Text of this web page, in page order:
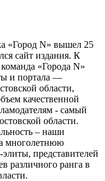
«Город N» вышел 25
сайт издания. К
«Города N»
и портала —
области,
качественной
- самый
области.
– наши
многолетнюю
представителей
различного ранга в